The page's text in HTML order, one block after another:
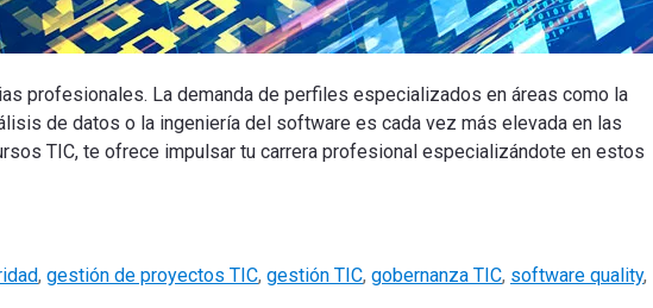
profesionales. La demanda de perfiles especializados en áreas como la
de datos o la ingeniería del software es cada vez más elevada en las
TIC, te ofrece impulsar tu carrera profesional especializándote en estos
, gestión de proyectos TIC, gestión TIC, gobernanza TIC, software quality,